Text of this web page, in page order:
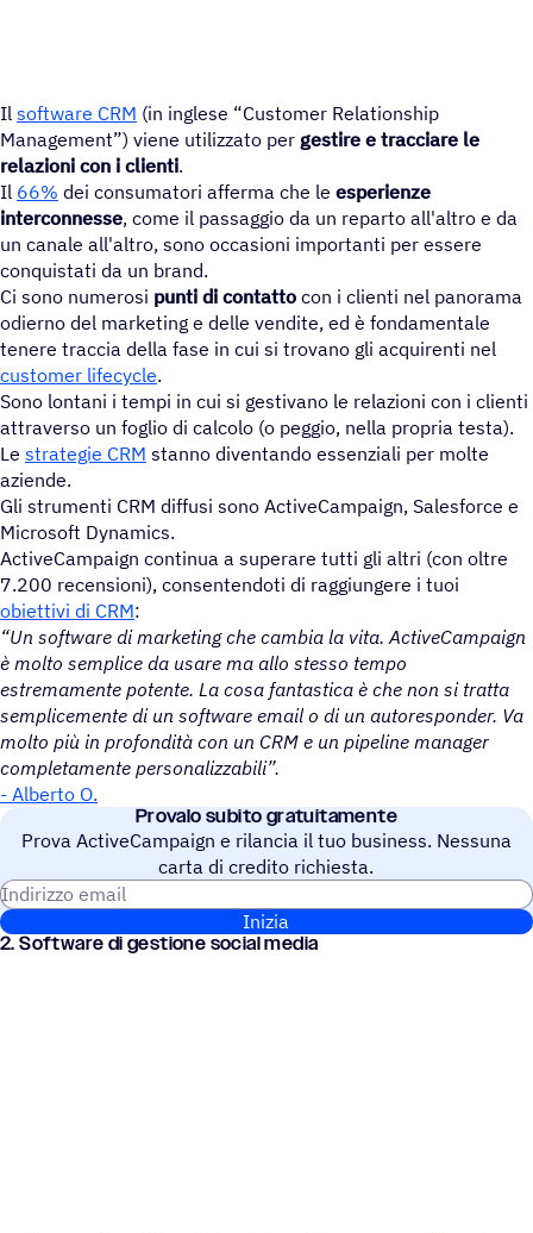
Il software CRM (in inglese “Customer Relationship
Management”) viene utilizzato per gestire e tracciare le
relazioni con i clienti.
Il 66% dei consumatori afferma che le esperienze
interconnesse, come il passaggio da un reparto all'altro e da
un canale all'altro, sono occasioni importanti per essere
conquistati da un brand.
Ci sono numerosi punti di contatto con i clienti nel panorama
odierno del marketing e delle vendite, ed è fondamentale
tenere traccia della fase in cui si trovano gli acquirenti nel
customer lifecycle.
Sono lontani i tempi in cui si gestivano le relazioni con i clienti
attraverso un foglio di calcolo (o peggio, nella propria testa).
Le strategie CRM stanno diventando essenziali per molte
aziende.
Gli strumenti CRM diffusi sono ActiveCampaign, Salesforce e
Microsoft Dynamics.
ActiveCampaign continua a superare tutti gli altri (con oltre
7.200 recensioni), consentendoti di raggiungere i tuoi
obiettivi di CRM:
“Un software di marketing che cambia la vita. ActiveCampaign
è molto semplice da usare ma allo stesso tempo
estremamente potente. La cosa fantastica è che non si tratta
semplicemente di un software email o di un autoresponder. Va
molto più in profondità con un CRM e un pipeline manager
completamente personalizzabili”.
- Alberto O.
Provalo subito gratuitamente
Prova ActiveCampaign e rilancia il tuo business. Nessuna
carta di credito richiesta.
Inizia
2. Soft­ware di gestione social media